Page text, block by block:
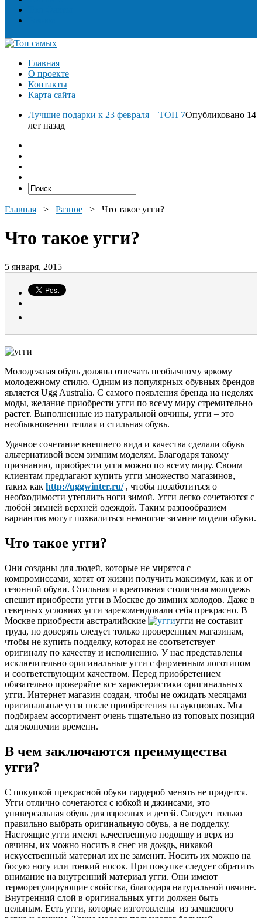
Главная
О проекте
Контакты
Карта сайта
Лучшие подарки к 23 февраля – ТОП 7Опубликовано 14
лет назад
Главная > Разное > Что такое угги?
Что такое угги?
5 января, 2015
Молодежная обувь должна отвечать необычному яркому
молодежному стилю. Одним из популярных обувных брендов
является Ugg Australia. С самого появления бренда на неделях
моды, желание приобрести угги по всему миру стремительно
растет. Выполненные из натуральной овчины, угги – это
необыкновенно теплая и стильная обувь.
Удачное сочетание внешнего вида и качества сделали обувь
альтернативой всем зимним моделям. Благодаря такому
признанию, приобрести угги можно по всему миру. Своим
клиентам предлагают купить угги множество магазинов,
таких как http://uggwinter.ru/ , чтобы позаботиться о
необходимости утеплить ноги зимой. Угги легко сочетаются с
любой зимней верхней одеждой. Таким разнообразием
вариантов могут похвалиться немногие зимние модели обуви.
Что такое угги?
Они созданы для людей, которые не мирятся с
компромиссами, хотят от жизни получить максимум, как и от
сезонной обуви. Стильная и креативная столичная молодежь
спешит приобрести угги в Москве до зимних холодов. Даже в
северных условиях угги зарекомендовали себя прекрасно. В
Москве приобрести австралийские
угги не составит
труда, но доверять следует только проверенным магазинам,
чтобы не купить подделку, которая не соответствует
оригиналу по качеству и исполнению. У нас представлены
исключительно оригинальные угги с фирменным логотипом
и соответствующим качеством. Перед приобретением
обязательно проверяйте все характеристики оригинальных
угги. Интернет магазин создан, чтобы не ожидать месяцами
оригинальные угги после приобретения на аукционах. Мы
подбираем ассортимент очень тщательно из топовых позиций
для экономии времени.
В чем заключаются преимущества
угги?
С покупкой прекрасной обуви гардероб менять не придется.
Угги отлично сочетаются с юбкой и джинсами, это
универсальная обувь для взрослых и детей. Следует только
правильно выбрать оригинальную обувь, а не подделку.
Настоящие угги имеют качественную подошву и верх из
овчины, их можно носить в снег ив дождь, никакой
искусственный материал их не заменит. Носить их можно на
босую ногу или тонкий носок. При покупке следует обратить
внимание на внутренний материал угги. Они имеют
терморегулирующие свойства, благодаря натуральной овчине.
Внутренний слой в оригинальных угги должен быть
цельным. Есть угги, которые изготовлены из замшевого